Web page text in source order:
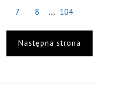
7 8 ... 104
Następna strona